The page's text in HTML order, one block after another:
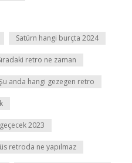
Satürn hangi burçta 2024
retro ne zaman
anda hangi gezegen retro
2023
retroda ne yapılmaz